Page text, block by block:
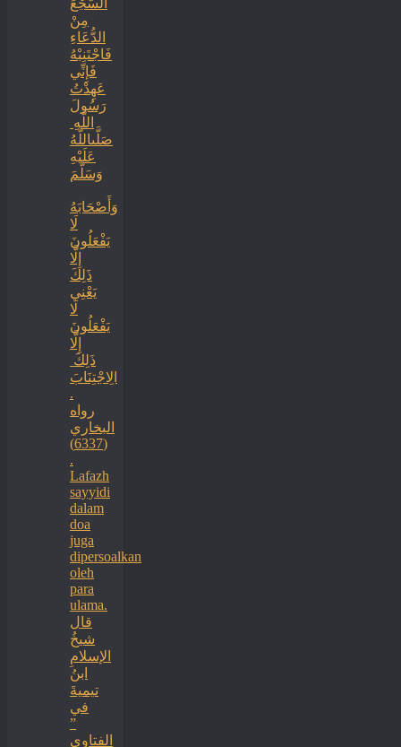
‏‏مِنْ
الدُّعَاءِ
فَاجْتَنِبْهُ
فَإِنِّي
عَهِدْتُ
رَسُولَ
اللَّهِ ‏
‏صَلَّىاللَّهُ
عَلَيْهِ
وَسَلَّمَ
‏وَأَصْحَابَهُ
لَا
يَفْعَلُونَ
إِلَّا
ذَلِكَ
‏‏يَعْنِي
لَا
يَفْعَلُونَ
إِلَّا
ذَلِكَ ‏
‏الِاجْتِنَابَ
.
رواه
البخاري
(6337)
.
Lafazh
sayyidi
dalam
doa
juga
dipersoalkan
oleh
para
ulama.
قال
شيخُ
الإسلامِ
ابنُ
تيميةَ
في
”
الفتاوى